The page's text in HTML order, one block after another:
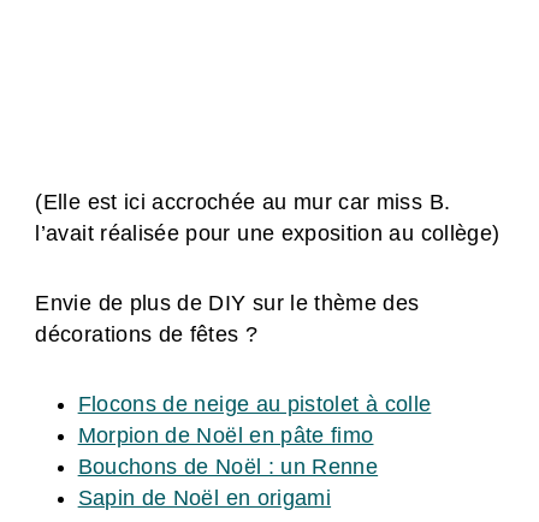
(Elle est ici accrochée au mur car miss B.
l’avait réalisée pour une exposition au collège)
Envie de plus de DIY sur le thème des
décorations de fêtes ?
Flocons de neige au pistolet à colle
Morpion de Noël en pâte fimo
Bouchons de Noël : un Renne
Sapin de Noël en origami